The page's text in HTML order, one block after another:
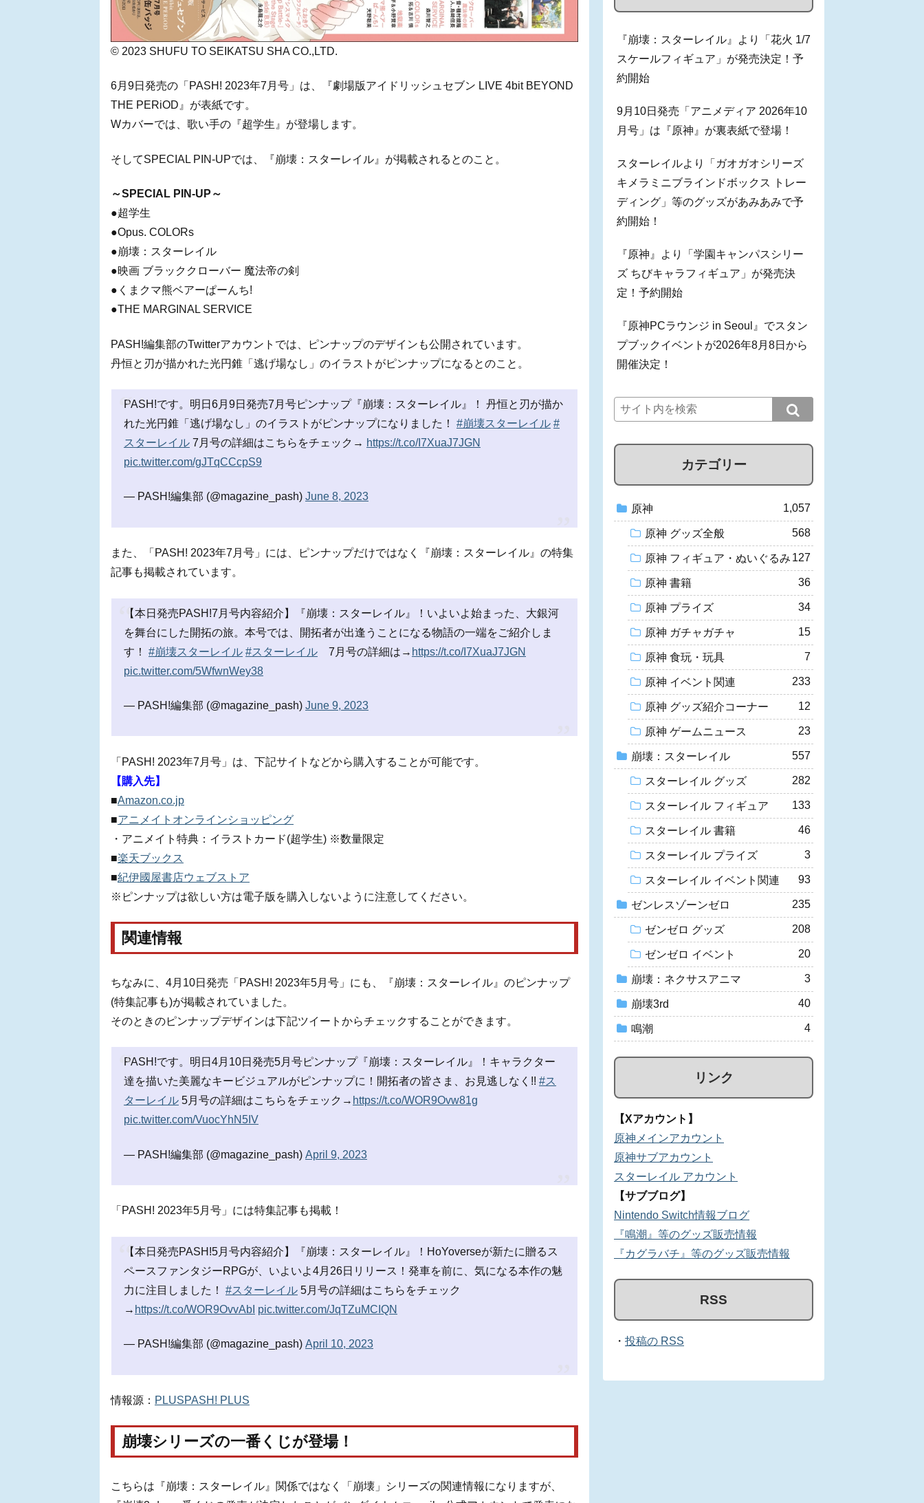
© 2023 SHUFU TO SEIKATSU SHA CO.,LTD.
6月9日発売の「PASH! 2023年7月号」は、『劇場版アイドリッシュセブン LIVE 4bit BEYOND
THE PERiOD』が表紙です。
Wカバーでは、歌い手の『超学生』が登場します。
そしてSPECIAL PIN-UPでは、『崩壊：スターレイル』が掲載されるとのこと。
～SPECIAL PIN-UP～
●超学生
●Opus. COLORs
●崩壊：スターレイル
●映画 ブラッククローバー 魔法帝の剣
●くまクマ熊ベアーぱーんち!
●THE MARGINAL SERVICE
PASH!編集部のTwitterアカウントでは、ピンナップのデザインも公開されています。
丹恒と刃が描かれた光円錐「逃げ場なし」のイラストがピンナップになるとのこと。
PASH!です。明日6月9日発売7月号ピンナップ『崩壊：スターレイル』！ 丹恒と刃が描か
れた光円錐「逃げ場なし」のイラストがピンナップになりました！ #崩壊スターレイル #
スターレイル 7月号の詳細はこちらをチェック→ https://t.co/I7XuaJ7JGN
pic.twitter.com/gJTqCCcpS9
— PASH!編集部 (@magazine_pash) June 8, 2023
また、「PASH! 2023年7月号」には、ピンナップだけではなく『崩壊：スターレイル』の特集
記事も掲載されています。
【本日発売PASH!7月号内容紹介】『崩壊：スターレイル』！いよいよ始まった、大銀河
を舞台にした開拓の旅。本号では、開拓者が出逢うことになる物語の一端をご紹介しま
す！ #崩壊スターレイル #スターレイル 7月号の詳細は→ https://t.co/I7XuaJ7JGN
pic.twitter.com/5WfwnWey38
— PASH!編集部 (@magazine_pash) June 9, 2023
「PASH! 2023年7月号」は、下記サイトなどから購入することが可能です。
【購入先】
■Amazon.co.jp
■アニメイトオンラインショッピング
・アニメイト特典：イラストカード(超学生) ※数量限定
■楽天ブックス
■紀伊國屋書店ウェブストア
※ピンナップは欲しい方は電子版を購入しないように注意してください。
関連情報
ちなみに、4月10日発売「PASH! 2023年5月号」にも、『崩壊：スターレイル』のピンナップ
(特集記事も)が掲載されていました。
そのときのピンナップデザインは下記ツイートからチェックすることができます。
PASH!です。明日4月10日発売5月号ピンナップ『崩壊：スターレイル』！キャラクター
達を描いた美麗なキービジュアルがピンナップに！開拓者の皆さま、お見逃しなく!! #ス
ターレイル 5月号の詳細はこちらをチェック→ https://t.co/WOR9Ovw81g
pic.twitter.com/VuocYhN5IV
— PASH!編集部 (@magazine_pash) April 9, 2023
「PASH! 2023年5月号」には特集記事も掲載！
【本日発売PASH!5月号内容紹介】『崩壊：スターレイル』！HoYoverseが新たに贈るス
ペースファンタジーRPGが、いよいよ4月26日リリース！発車を前に、気になる本作の魅
力に注目しました！ #スターレイル 5月号の詳細はこちらをチェック
→ https://t.co/WOR9OvvAbI pic.twitter.com/JqTZuMCIQN
— PASH!編集部 (@magazine_pash) April 10, 2023
情報源： PLUSPASH! PLUS
崩壊シリーズの一番くじが登場！
こちらは『崩壊：スターレイル』関係ではなく「崩壊」シリーズの関連情報になりますが、
『崩壊：スターレイル』より「花火 1/7
スケールフィギュア」が発売決定！予
約開始
9月10日発売「アニメディア 2026年10
月号」は『原神』が裏表紙で登場！
スターレイルより「ガオガオシリーズ
キメラミニブラインドボックス トレー
ディング」等のグッズがあみあみで予
約開始！
『原神』より「学園キャンパスシリー
ズ ちびキャラフィギュア」が発売決
定！予約開始
『原神PCラウンジ in Seoul』でスタン
プブックイベントが2026年8月8日から
開催決定！
カテゴリー
原神 1,057
原神 グッズ全般 568
原神 フィギュア・ぬいぐるみ 127
原神 書籍 36
原神 プライズ 34
原神 ガチャガチャ 15
原神 食玩・玩具 7
原神 イベント関連 233
原神 グッズ紹介コーナー 12
原神 ゲームニュース 23
崩壊：スターレイル 557
スターレイル グッズ 282
スターレイル フィギュア 133
スターレイル 書籍 46
スターレイル プライズ 3
スターレイル イベント関連 93
ゼンレスゾーンゼロ 235
ゼンゼロ グッズ 208
ゼンゼロ イベント 20
崩壊：ネクサスアニマ 3
崩壊3rd 40
鳴潮 4
リンク
【Xアカウント】
原神メインアカウント
原神サブアカウント
スターレイル アカウント
【サブブログ】
Nintendo Switch情報ブログ
『鳴潮』等のグッズ販売情報
『カグラバチ』等のグッズ販売情報
RSS
・ 投稿の RSS